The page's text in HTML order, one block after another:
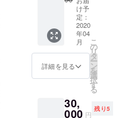
27日
（金）
20:00〜
チャ
ンネル
のURL
はレ
せてい
ただき
お送り
しま
す。 織
り機の
パーツ
はとて
も貴重
です。
生産さ
るもの
が高額
け予
定：
2020
年04
月
詳細を見る
こ
の
リ
タ
ー
ン
を
選
択
す
る
30,
000 円
残り5